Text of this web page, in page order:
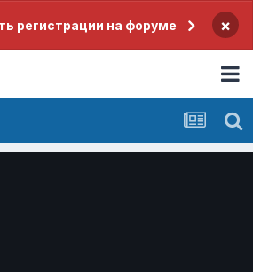
регистрации на форуме ×